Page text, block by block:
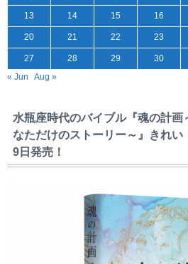
13 14 15 16
20 21 22 23
27 28 29 30
« Jun
Aug »
水瓶座時代のバイブル『魂の計
なただけのストーリー～』きれい
9日発売！